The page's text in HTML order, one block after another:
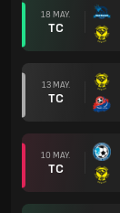
18 MAY.
TC
13 MAY.
TC
10 MAY.
TC